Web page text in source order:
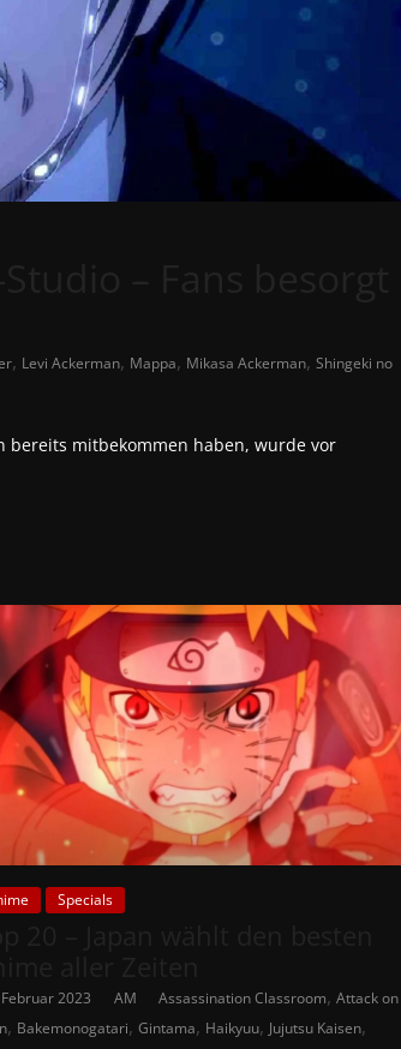
, Levi Ackerman, Mappa, Mikasa Ackerman, Shingeki no
bereits mitbekommen haben, wurde vor
Specials
2023 AM Assassination Classroom,Attack on
, Bakemonogatari,Gintama, Haikyuu, Jujutsu Kaisen,